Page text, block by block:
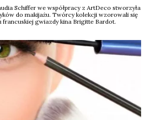
Schiffer we współpracy z ArtDeco stworzyła
do makijażu. Twórcy kolekcji wzorowali się
francuskiej gwiazdy kina Brigitte Bardot.